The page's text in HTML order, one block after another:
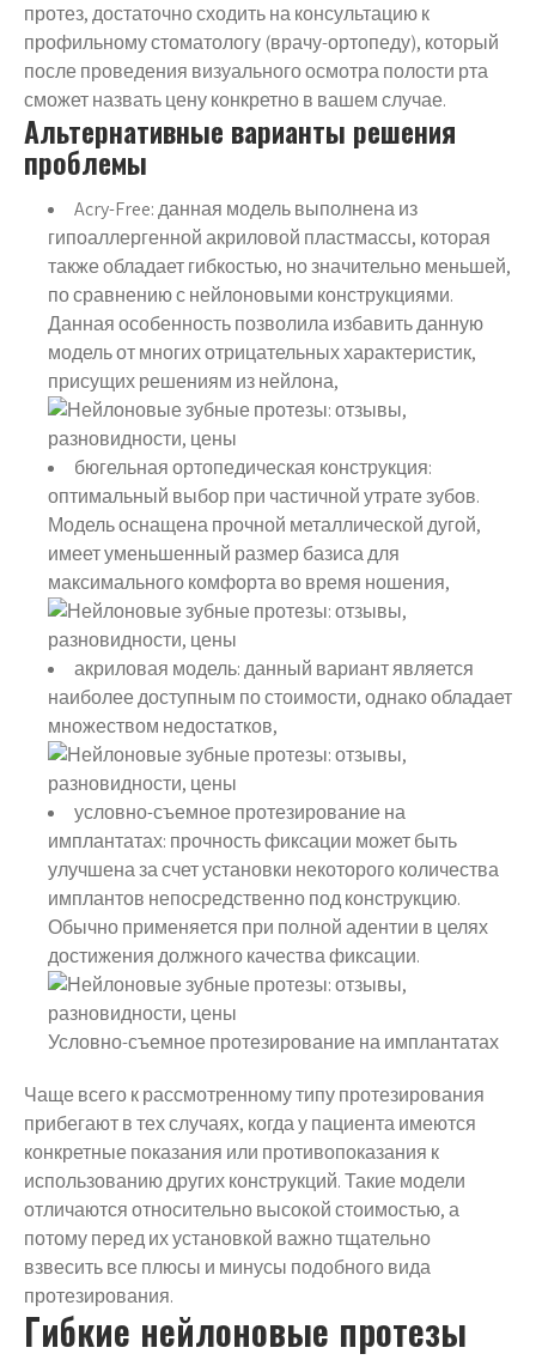
протез, достаточно сходить на консультацию к
профильному стоматологу (врачу-ортопеду), который
после проведения визуального осмотра полости рта
сможет назвать цену конкретно в вашем случае.
Альтернативные варианты решения
проблемы
Acry-Free: данная модель выполнена из
гипоаллергенной акриловой пластмассы, которая
также обладает гибкостью, но значительно меньшей,
по сравнению с нейлоновыми конструкциями.
Данная особенность позволила избавить данную
модель от многих отрицательных характеристик,
присущих решениям из нейлона,
бюгельная ортопедическая конструкция:
оптимальный выбор при частичной утрате зубов.
Модель оснащена прочной металлической дугой,
имеет уменьшенный размер базиса для
максимального комфорта во время ношения,
акриловая модель: данный вариант является
наиболее доступным по стоимости, однако обладает
множеством недостатков,
условно-съемное протезирование на
имплантатах: прочность фиксации может быть
улучшена за счет установки некоторого количества
имплантов непосредственно под конструкцию.
Обычно применяется при полной адентии в целях
достижения должного качества фиксации.
Условно-съемное протезирование на имплантатах
Чаще всего к рассмотренному типу протезирования
прибегают в тех случаях, когда у пациента имеются
конкретные показания или противопоказания к
использованию других конструкций. Такие модели
отличаются относительно высокой стоимостью, а
потому перед их установкой важно тщательно
взвесить все плюсы и минусы подобного вида
протезирования.
Гибкие нейлоновые протезы